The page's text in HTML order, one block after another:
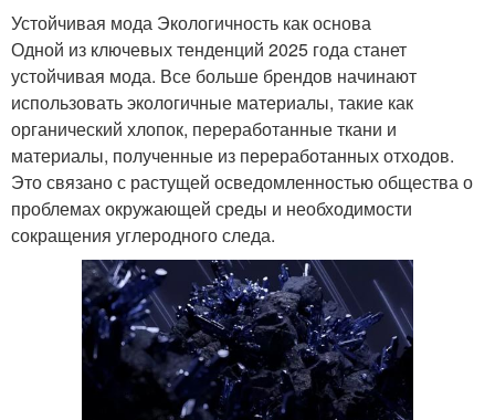
Устойчивая мода Экологичность как основа
Одной из ключевых тенденций 2025 года станет
устойчивая мода. Все больше брендов начинают
использовать экологичные материалы, такие как
органический хлопок, переработанные ткани и
материалы, полученные из переработанных отходов.
Это связано с растущей осведомленностью общества о
проблемах окружающей среды и необходимости
сокращения углеродного следа.